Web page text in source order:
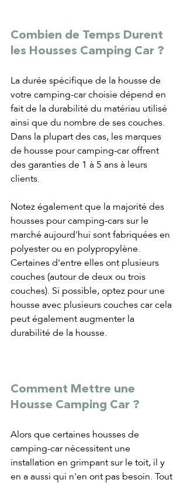
Combien de Temps Durent
les Housses Camping Car ?
La durée spécifique de la housse de
votre camping-car choisie dépend en
fait de la durabilité du matériau utilisé
ainsi que du nombre de ses couches.
Dans la plupart des cas, les marques
de housse pour camping-car offrent
des garanties de 1 à 5 ans à leurs
clients.
Notez également que la majorité des
housses pour camping-cars sur le
marché aujourd'hui sont fabriquées en
polyester ou en polypropylène.
Certaines d'entre elles ont plusieurs
couches (autour de deux ou trois
couches). Si possible, optez pour une
housse avec plusieurs couches car cela
peut également augmenter la
durabilité de la housse.
Comment Mettre une
Housse Camping Car ?
Alors que certaines housses de
camping-car nécessitent une
installation en grimpant sur le toit, il y
en a aussi qui n'en ont pas besoin. Tout